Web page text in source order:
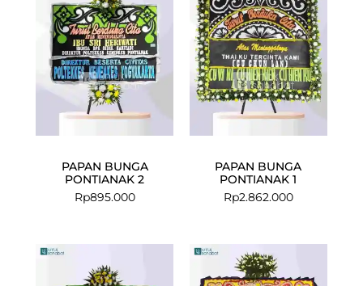
PAPAN BUNGA
PONTIANAK 2
Rp895.000
PAPAN BUNGA
PONTIANAK 1
Rp2.862.000